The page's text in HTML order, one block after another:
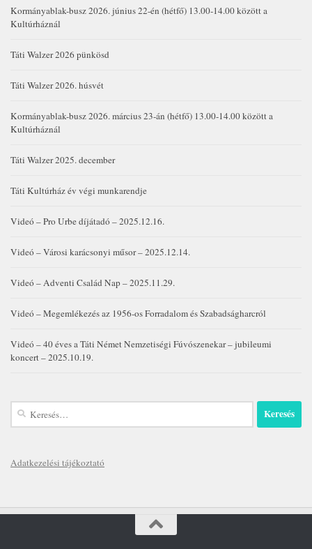
Kormányablak-busz 2026. június 22-én (hétfő) 13.00-14.00 között a
Kultúrháznál
Táti Walzer 2026 pünkösd
Táti Walzer 2026. húsvét
Kormányablak-busz 2026. március 23-án (hétfő) 13.00-14.00 között a
Kultúrháznál
Táti Walzer 2025. december
Táti Kultúrház év végi munkarendje
Videó – Pro Urbe díjátadó – 2025.12.16.
Videó – Városi karácsonyi műsor – 2025.12.14.
Videó – Adventi Család Nap – 2025.11.29.
Videó – Megemlékezés az 1956-os Forradalom és Szabadságharcról
Videó – 40 éves a Táti Német Nemzetiségi Fúvószenekar – jubileumi
koncert – 2025.10.19.
Keresés:
Adatkezelési tájékoztató